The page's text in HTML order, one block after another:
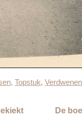
, Topstuk,
De